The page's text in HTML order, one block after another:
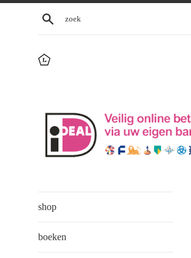
zoek
shop
boeken